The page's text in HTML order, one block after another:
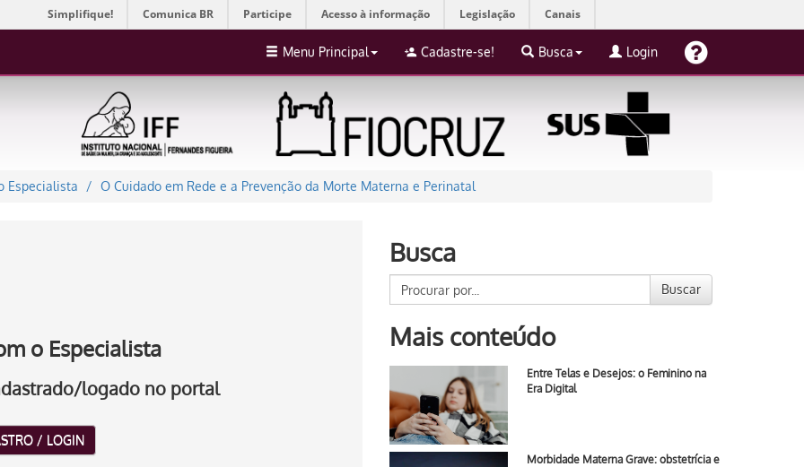
Simplifique! Comunica BR Participe Acesso à informação Legislação Canais
Menu Principal Cadastre-se! Busca Login
Especialista O Cuidado em Rede e a Prevenção da Morte Materna e Perinatal
o Especialista
logado no portal
/ LOGIN
Busca
Buscar
Mais conteúdo
Entre Telas e Desejos: o Feminino na
Era Digital
Morbidade Materna Grave: obstetrícia e